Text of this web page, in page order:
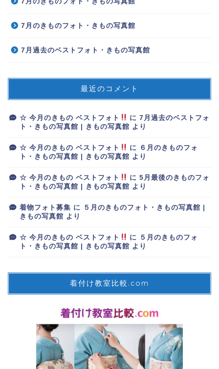
7月のきものフォト・きもの写真館
7月過去のベストフォト・きもの写真館
最近のコメント
☆ 今月のきもの ベストフォト に7月過去のベストフォ
ト・きもの写真館 | きもの写真館 より
☆ 今月のきもの ベストフォト に
６月のきものフォ
ト・きもの写真館 | きもの写真館 より
☆ 今月のきもの ベストフォト に5月最後のきものフォ
ト・きもの写真館 | きもの写真館 より
着物フォト募集 に
５月のきものフォト・きもの写真館 |
きもの写真館 より
☆ 今月のきもの ベストフォト に
５月のきものフォ
ト・きもの写真館 | きもの写真館 より
着付け教室比較.com